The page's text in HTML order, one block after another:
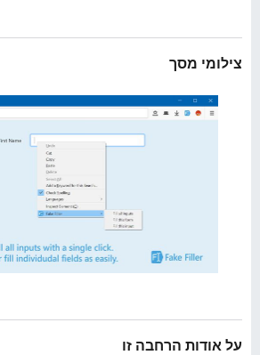
צילומי מסך
על אודות הרחבה זו